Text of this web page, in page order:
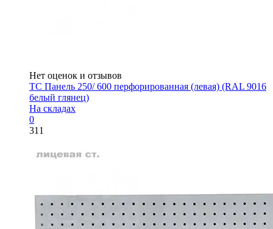
Нет оценок и отзывов
ТС Панель 250/ 600 перфорированная (левая) (RAL 9016
белый глянец)
На складах
0
311